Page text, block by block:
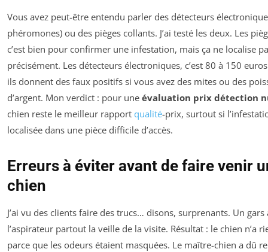
Vous avez peut-être entendu parler des détecteurs
phéromones) ou des pièges collants. J’ai testé les deux. Les
c’est bien pour confirmer une infestation, mais ça ne localise
précisément. Les détecteurs électroniques, c’est 80 à 150
ils donnent des faux positifs si vous avez des mites ou des
d’argent. Mon verdict : pour une évaluation prix détection
chien reste le meilleur rapport qualité-prix, surtout si
localisée dans une pièce difficile d’accès.
Erreurs à éviter avant de faire venir
chien
J’ai vu des clients faire des trucs… disons, surprenants. Un gars
l’aspirateur partout la veille de la visite. Résultat : le chien n’a
parce que les odeurs étaient masquées. Le maître-chien a dû